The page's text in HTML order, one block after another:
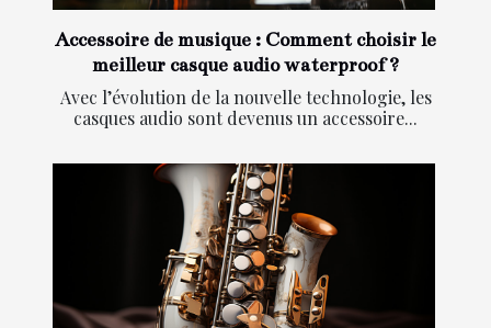
Accessoire de musique : Comment choisir le
meilleur casque audio waterproof ?
Avec l’évolution de la nouvelle technologie, les
casques audio sont devenus un accessoire...